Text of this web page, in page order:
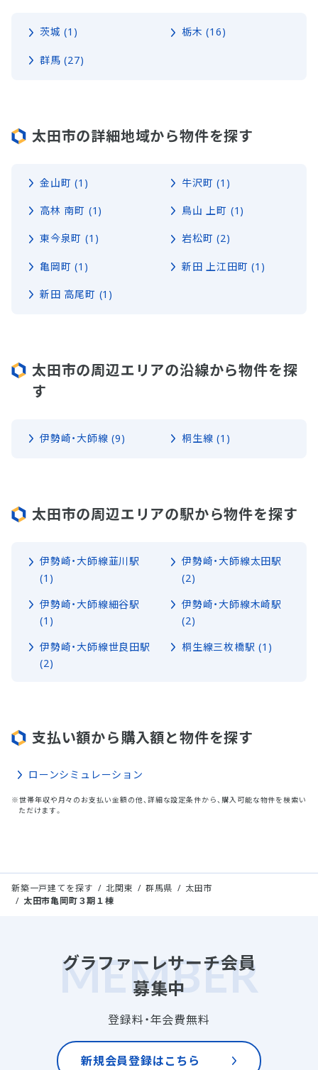
茨城 (1) 栃木 (16)
群馬 (27)
太田市の詳細地域から物件を探す
金山町 (1) 牛沢町 (1)
高林 南町 (1) 鳥山 上町 (1)
東今泉町 (1) 岩松町 (2)
亀岡町 (1) 新田 上江田町 (1)
新田 高尾町 (1)
太田市の周辺エリアの沿線から物件を探
す
伊勢崎・大師線 (9) 桐生線 (1)
太田市の周辺エリアの駅から物件を探す
伊勢崎・大師線韮川駅
(1)
伊勢崎・大師線太田駅
(2)
伊勢崎・大師線細谷駅
(1)
伊勢崎・大師線木崎駅
(2)
伊勢崎・大師線世良田駅
(2)
桐生線三枚橋駅 (1)
支払い額から購入額と物件を探す
ローンシミュレーション
※世帯年収や月々のお支払い金額の他、詳細な設定条件から、購入可能な物件を検索い
ただけます。
新築一戸建てを探す 北関東 群馬県
太田市
太田市亀岡町３期１棟
グラファーレサーチ会員
募集中
登録料・年会費無料
新規会員登録はこちら